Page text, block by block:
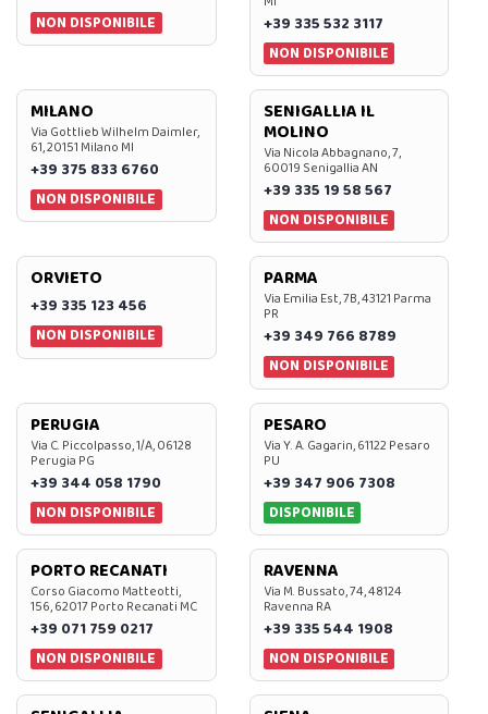
NON DISPONIBILE
+39 335 532 3117
NON DISPONIBILE
MILANO
Via Gottlieb Wilhelm Daimler,
61, 20151 Milano MI
+39 375 833 6760
NON DISPONIBILE
SENIGALLIA IL
MOLINO
Via Nicola Abbagnano, 7,
60019 Senigallia AN
+39 335 19 58 567
NON DISPONIBILE
ORVIETO
+39 335 123 456
NON DISPONIBILE
PARMA
Via Emilia Est, 7B, 43121 Parma
PR
+39 349 766 8789
NON DISPONIBILE
PERUGIA
Via C. Piccolpasso, 1/A, 06128
Perugia PG
+39 344 058 1790
NON DISPONIBILE
PESARO
Via Y. A. Gagarin, 61122 Pesaro
PU
+39 347 906 7308
DISPONIBILE
PORTO RECANATI
Corso Giacomo Matteotti,
156, 62017 Porto Recanati MC
+39 071 759 0217
NON DISPONIBILE
RAVENNA
Via M. Bussato, 74, 48124
Ravenna RA
+39 335 544 1908
NON DISPONIBILE